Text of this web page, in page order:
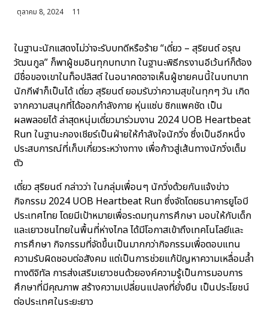
ตุลาคม 8, 2024 11
ในฐานะนักแสดงไม่ว่าจะรับบทดีหรือร้าย “เดี่ยว – สุริยนต์ อรุณ
วัฒนกูล” ก็พาผู้ชมอินทุกบทบาท ในฐานะพิธีกรงานอีเว้นท์ก็ต้อง
มีชื่อของเขาในท็อปลิสต์ ในอนาคตอาจเห็นผู้ชายคนนี้ในบทบาท
นักกีฬาก็เป็นได้ เดี่ยว สุริยนต์ ยอมรับว่าความสุขในทุกๆ วัน เกิด
จากความสนุกที่ได้ออกกำลังกาย หุ่นแซ่บ ซิกแพคชัด เป็น
ผลพลอยได้ ล่าสุดหนุ่มเดี่ยวมาร่วมงาน 2024 UOB Heartbeat
Run ในฐานะกองเชียร์เป็นฝ่ายให้กำลังใจนักวิ่ง ซึ่งเป็นอีกหนึ่ง
ประสบการณ์ที่เก็บเกี่ยวระหว่างทาง เพื่อก้าวสู่เส้นทางนักวิ่งเต็ม
ตัว
เดี่ยว สุริยนต์ กล่าวว่า ในกลุ่มเพื่อนๆ นักวิ่งด้วยกันแจ้งข่าว
กิจกรรม 2024 UOB Heartbeat Run ซึ่งจัดโดยธนาคารยูโอบี
ประเทศไทย โดยมีเป้าหมายเพื่อระดมทุนการศึกษา มอบให้กับเด็ก
และเยาวชนไทยในพื้นที่ห่างไกล ได้มีโอกาสเข้าถึงเทคโนโลยีและ
การศึกษา กิจกรรมที่จัดขึ้นเป็นมากกว่ากิจกรรมเพื่อตอบแทน
ความรับผิดชอบต่อสังคม แต่เป็นการช่วยแก้ปัญหาความเหลื่อมล้ำ
ทางดิจิทัล การส่งเสริมเยาวชนด้วยองค์ความรู้เป็นการมอบการ
ศึกษาที่มีคุณภาพ สร้างความเปลี่ยนแปลงที่ยั่งยืน เป็นประโยชน์
ต่อประเทศในระยะยาว